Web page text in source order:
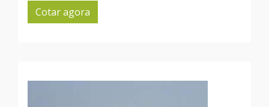
Cotar agora